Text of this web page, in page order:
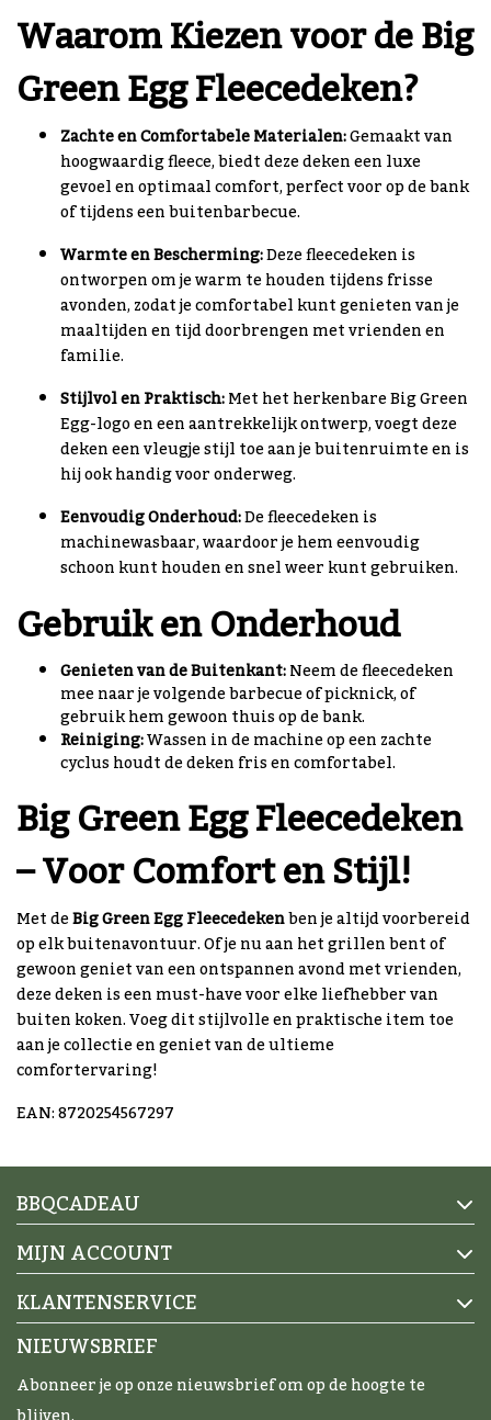
Waarom Kiezen voor de Big
Green Egg Fleecedeken?
Zachte en Comfortabele Materialen:Gemaakt van
hoogwaardig fleece, biedt deze deken een luxe
gevoel en optimaal comfort, perfect voor op de bank
of tijdens een buitenbarbecue.
Warmte en Bescherming:Deze fleecedeken is
ontworpen om je warm te houden tijdens frisse
avonden, zodat je comfortabel kunt genieten van je
maaltijden en tijd doorbrengen met vrienden en
familie.
Stijlvol en Praktisch:Met het herkenbare Big Green
Egg-logo en een aantrekkelijk ontwerp, voegt deze
deken een vleugje stijl toe aan je buitenruimte en is
hij ook handig voor onderweg.
Eenvoudig Onderhoud:De fleecedeken is
machinewasbaar, waardoor je hem eenvoudig
schoon kunt houden en snel weer kunt gebruiken.
Gebruik en Onderhoud
Genieten van de Buitenkant:Neem de fleecedeken
mee naar je volgende barbecue of picknick, of
gebruik hem gewoon thuis op de bank.
Reiniging:Wassen in de machine op een zachte
cyclus houdt de deken fris en comfortabel.
Big Green Egg Fleecedeken
– Voor Comfort en Stijl!
Met deBig Green Egg Fleecedekenben je altijd voorbereid
op elk buitenavontuur. Of je nu aan het grillen bent of
gewoon geniet van een ontspannen avond met vrienden,
deze deken is een must-have voor elke liefhebber van
buiten koken. Voeg dit stijlvolle en praktische item toe
aan je collectie en geniet van de ultieme
comfortervaring!
EAN: 8720254567297
BBQCADEAU
MIJN ACCOUNT
KLANTENSERVICE
NIEUWSBRIEF
Abonneer je op onze nieuwsbrief om op de hoogte te